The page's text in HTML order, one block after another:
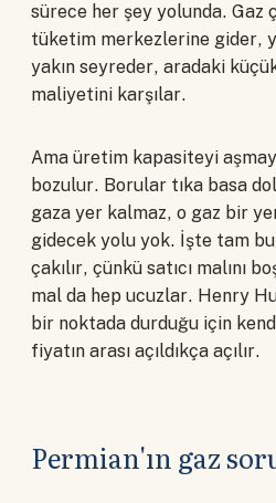
sürece her şey yolunda. Gaz
tüketim merkezlerine gider,
yakın seyreder, aradaki
maliyetini karşılar.
Ama üretim kapasiteyi
bozulur. Borular tıka basa
gaza yer kalmaz, o gaz bir
gidecek yolu yok. İşte tam
çakılır, çünkü satıcı malını
mal da hep ucuzlar. Henry
bir noktada durduğu için
fiyatın arası açıldıkça açılır.
Permian'ın gaz